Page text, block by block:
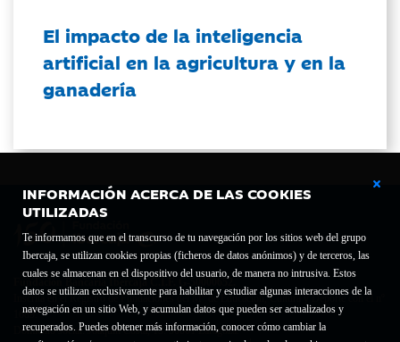
INFORMACIÓN ACERCA DE LAS COOKIES
UTILIZADAS
Te informamos que en el transcurso de tu navegación por los sitios web del grupo
Ibercaja, se utilizan cookies propias (ficheros de datos anónimos) y de terceros, las
cuales se almacenan en el dispositivo del usuario, de manera no intrusiva. Estos
datos se utilizan exclusivamente para habilitar y estudiar algunas interacciones de la
navegación en un sitio Web, y acumulan datos que pueden ser actualizados y
recuperados. Puedes obtener más información, conocer cómo cambiar la
El impacto de la inteligencia
artificial en la agricultura y en la
ganadería
Fundación Bancaria Ibercaja C.I.F. G-50000652.
Inscrita en el Registro de Fundaciones del Mº de Educación, Cultura y Deporte con el nº
1689.
Domicilio social: Joaquín Costa, 13. 50001 Zaragoza.